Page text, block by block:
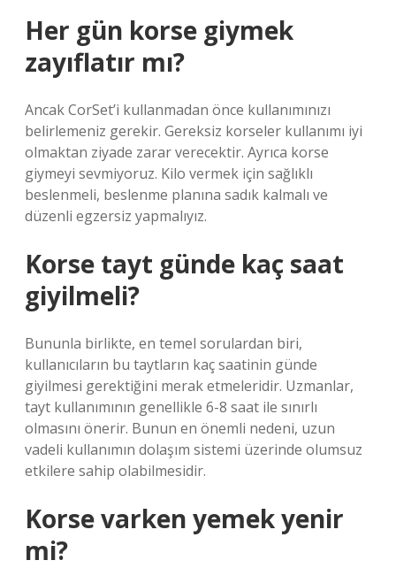
Her gün korse giymek
zayıflatır mı?
Ancak CorSet’i kullanmadan önce kullanımınızı
belirlemeniz gerekir. Gereksiz korseler kullanımı iyi
olmaktan ziyade zarar verecektir. Ayrıca korse
giymeyi sevmiyoruz. Kilo vermek için sağlıklı
beslenmeli, beslenme planına sadık kalmalı ve
düzenli egzersiz yapmalıyız.
Korse tayt günde kaç saat
giyilmeli?
Bununla birlikte, en temel sorulardan biri,
kullanıcıların bu taytların kaç saatinin günde
giyilmesi gerektiğini merak etmeleridir. Uzmanlar,
tayt kullanımının genellikle 6-8 saat ile sınırlı
olmasını önerir. Bunun en önemli nedeni, uzun
vadeli kullanımın dolaşım sistemi üzerinde olumsuz
etkilere sahip olabilmesidir.
Korse varken yemek yenir
mi?